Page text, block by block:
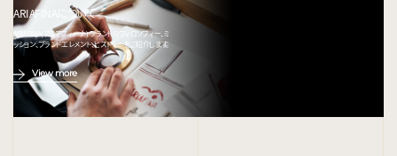
ARIAFINAについて
ARIAFINA(アリアフィーナ) ブランドのフィロソフィー、ミ
ッション、ブランドエレメント、ヒストリーをご紹介します。
View more